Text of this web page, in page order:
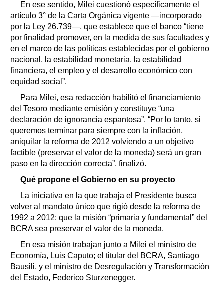
En ese sentido, Milei cuestionó específicamente el
artículo 3° de la Carta Orgánica vigente —incorporado
por la Ley 26.739—, que establece que el banco “tiene
por finalidad promover, en la medida de sus facultades y
en el marco de las políticas establecidas por el gobierno
nacional, la estabilidad monetaria, la estabilidad
financiera, el empleo y el desarrollo económico con
equidad social”.
Para Milei, esa redacción habilitó el financiamiento
del Tesoro mediante emisión y constituye “una
declaración de ignorancia espantosa”. “Por lo tanto, si
queremos terminar para siempre con la inflación,
aniquilar la reforma de 2012 volviendo a un objetivo
factible (preservar el valor de la moneda) será un gran
paso en la dirección correcta”, finalizó.
Qué propone el Gobierno en su proyecto
La iniciativa en la que trabaja el Presidente busca
volver al mandato único que rigió desde la reforma de
1992 a 2012: que la misión “primaria y fundamental” del
BCRA sea preservar el valor de la moneda.
En esa misión trabajan junto a Milei el ministro de
Economía, Luis Caputo; el titular del BCRA, Santiago
Bausili, y el ministro de Desregulación y Transformación
del Estado, Federico Sturzenegger.